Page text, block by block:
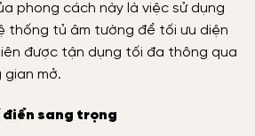
phong cách này là việc sử dụng
thống tủ âm tường để tối ưu diện
được tận dụng tối đa thông qua
gian mở.
điển sang trọng